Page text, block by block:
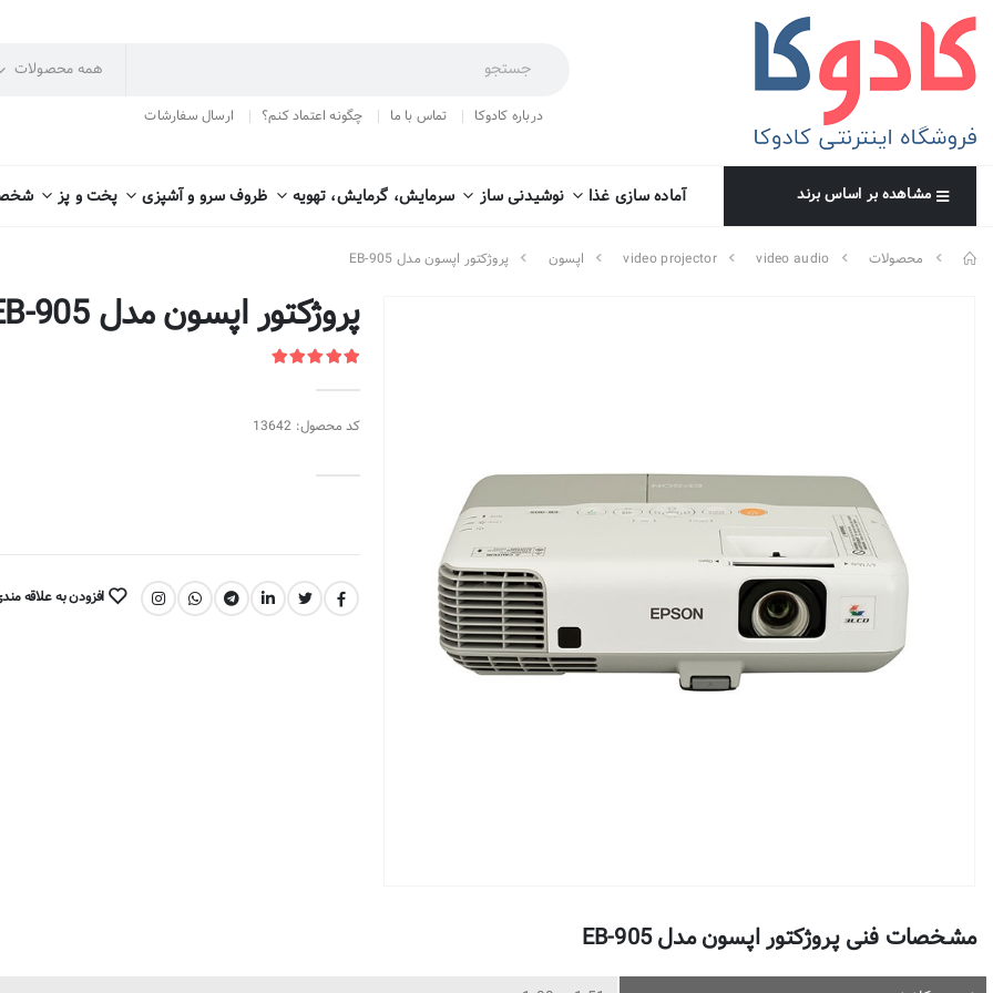
درباره کادوکا تماس با ما چگونه اعتماد کنم؟ ارسال سفارشات
مشاهده بر اساس برند آماده سازی غذا نوشیدنی ساز سرمایش، گرمایش، تهویه ظروف سرو و آشپزی پخت و پز
محصولات video audio
video projector اپسون پروژکتور اپسون مدل EB-905
پروژکتور اپسون مدل EB-905
کد محصول: 13642
اشتراک گذاری: افزودن به علاقه
مشخصات فنی پروژکتور اپسون مدل EB-905